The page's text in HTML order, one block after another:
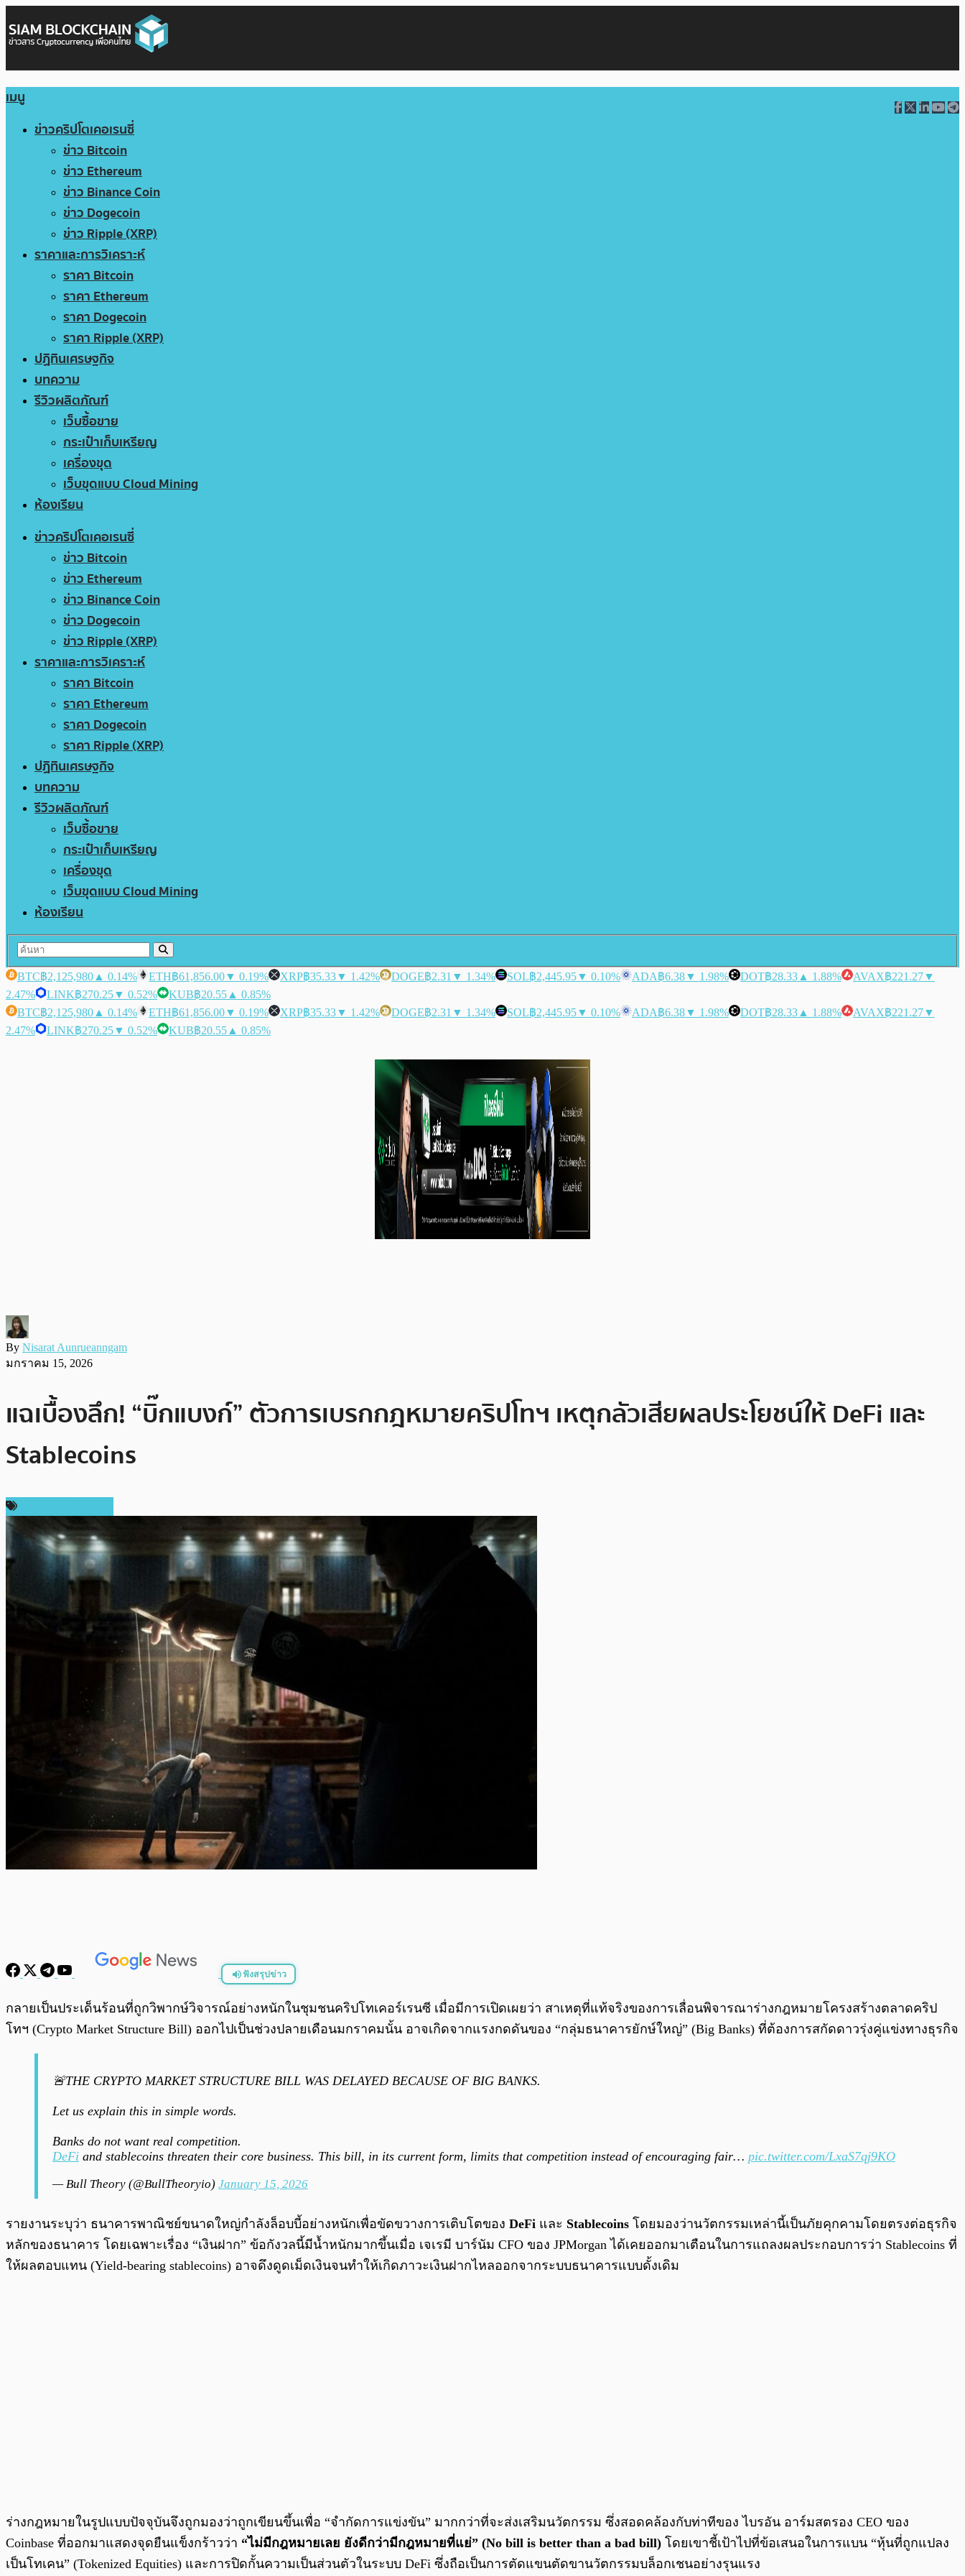
เมนู
ข่าวคริปโตเคอเรนซี่
ข่าว Bitcoin
ข่าว Ethereum
ข่าว Binance Coin
ข่าว Dogecoin
ข่าว Ripple (XRP)
ราคาและการวิเคราะห์
ราคา Bitcoin
ราคา Ethereum
ราคา Dogecoin
ราคา Ripple (XRP)
ปฏิทินเศรษฐกิจ
บทความ
รีวิวผลิตภัณฑ์
เว็บซื้อขาย
กระเป๋าเก็บเหรียญ
เครื่องขุด
เว็บขุดแบบ Cloud Mining
ห้องเรียน
ข่าวคริปโตเคอเรนซี่
ข่าว Bitcoin
ข่าว Ethereum
ข่าว Binance Coin
ข่าว Dogecoin
ข่าว Ripple (XRP)
ราคาและการวิเคราะห์
ราคา Bitcoin
ราคา Ethereum
ราคา Dogecoin
ราคา Ripple (XRP)
ปฏิทินเศรษฐกิจ
บทความ
รีวิวผลิตภัณฑ์
เว็บซื้อขาย
กระเป๋าเก็บเหรียญ
เครื่องขุด
เว็บขุดแบบ Cloud Mining
ห้องเรียน
BTC฿2,125,980 ▲ 0.14% ETH฿61,856.00▼ 0.19% XRP฿35.33▼ 1.42% DOGE฿2.31 ▼ 1.34% SOL฿2,445.95▼ 0.10% ADA฿6.38▼ 1.98% DOT฿28.33 ▲ 1.88% AVAX฿221.27▼
2.47%
LINK฿270.25▼ 0.52% KUB฿20.55 ▲ 0.85%
BTC฿2,125,980 ▲ 0.14% ETH฿61,856.00▼ 0.19% XRP฿35.33▼ 1.42% DOGE฿2.31 ▼ 1.34% SOL฿2,445.95▼ 0.10% ADA฿6.38▼ 1.98% DOT฿28.33 ▲ 1.88% AVAX฿221.27▼
2.47%
LINK฿270.25▼ 0.52% KUB฿20.55 ▲ 0.85%
By Nisarat Aunrueanngam
มกราคม 15, 2026
แฉเบื้องลึก! “บิ๊กแบงก์” ตัวการเบรกกฎหมายคริปโทฯ เหตุกลัวเสียผลประโยชน์ให้ DeFi และ
Stablecoins
ฟังสรุปข่าว
พร้อมเล่น 0:00
กลายเป็นประเด็นร้อนที่ถูกวิพากษ์วิจารณ์อย่างหนักในชุมชนคริปโทเคอร์เรนซี เมื่อมีการเปิดเผยว่า สาเหตุที่แท้จริงของการเลื่อนพิจารณาร่างกฎหมายโครงสร้างตลาดคริป
โทฯ (Crypto Market Structure Bill) ออกไปเป็นช่วงปลายเดือนมกราคมนั้น อาจเกิดจากแรงกดดันของ “กลุ่มธนาคารยักษ์ใหญ่” (Big Banks) ที่ต้องการสกัดดาวรุ่งคู่แข่งทางธุรกิจ
🚨THE CRYPTO MARKET STRUCTURE BILL WAS DELAYED BECAUSE OF BIG BANKS.
Let us explain this in simple words.
Banks do not want real competition.
DeFi and stablecoins threaten their core business. This bill, in its current form, limits that competition instead of encouraging fair… pic.twitter.com/LxaS7qj9KO
— Bull Theory (@BullTheoryio) January 15, 2026
รายงานระบุว่า ธนาคารพาณิชย์ขนาดใหญ่กำลังล็อบบี้อย่างหนักเพื่อขัดขวางการเติบโตของ DeFi และ Stablecoins โดยมองว่านวัตกรรมเหล่านี้เป็นภัยคุกคามโดยตรงต่อธุรกิจ
หลักของธนาคาร โดยเฉพาะเรื่อง “เงินฝาก” ข้อกังวลนี้มีน้ำหนักมากขึ้นเมื่อ เจเรมี บาร์นัม CFO ของ JPMorgan ได้เคยออกมาเตือนในการแถลงผลประกอบการว่า Stablecoins ที่
ให้ผลตอบแทน (Yield-bearing stablecoins) อาจดึงดูดเม็ดเงินจนทำให้เกิดภาวะเงินฝากไหลออกจากระบบธนาคารแบบดั้งเดิม
ร่างกฎหมายในรูปแบบปัจจุบันจึงถูกมองว่าถูกเขียนขึ้นเพื่อ “จำกัดการแข่งขัน” มากกว่าที่จะส่งเสริมนวัตกรรม ซึ่งสอดคล้องกับท่าทีของ ไบรอัน อาร์มสตรอง CEO ของ
Coinbase ที่ออกมาแสดงจุดยืนแข็งกร้าวว่า “ไม่มีกฎหมายเลย ยังดีกว่ามีกฎหมายที่แย่” (No bill is better than a bad bill) โดยเขาชี้เป้าไปที่ข้อเสนอในการแบน “หุ้นที่ถูกแปลง
เป็นโทเคน” (Tokenized Equities) และการปิดกั้นความเป็นส่วนตัวในระบบ DeFi ซึ่งถือเป็นการตัดแขนตัดขานวัตกรรมบล็อกเชนอย่างรุนแรง